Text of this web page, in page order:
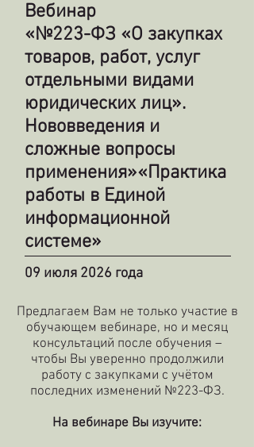
Вебинар
«№223-ФЗ «О закупках
товаров, работ, услуг
отдельными видами
юридических лиц».
Нововведения и
сложные вопросы
применения»«Практика
работы в Единой
информационной
системе»
09 июля 2026 года
Предлагаем Вам не только участие в
обучающем вебинаре, но и месяц
консультаций после обучения –
чтобы Вы уверенно продолжили
работу с закупками с учётом
последних изменений №223-ФЗ.
На вебинаре Вы изучите: